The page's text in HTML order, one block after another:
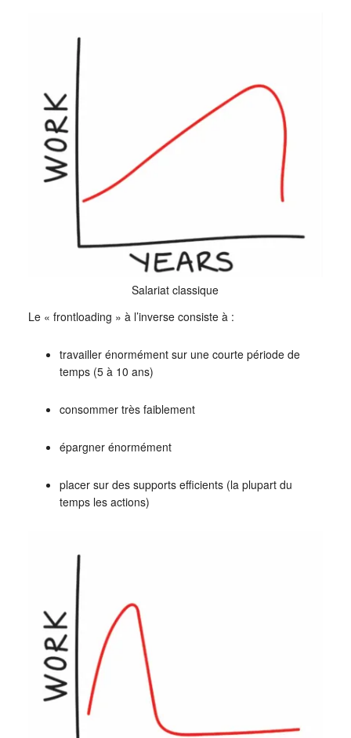
Salariat classique
Le « frontloading » à l’inverse consiste à :
travailler énormément sur une courte période de
temps (5 à 10 ans)
consommer très faiblement
épargner énormément
placer sur des supports efficients (la plupart du
temps les actions)